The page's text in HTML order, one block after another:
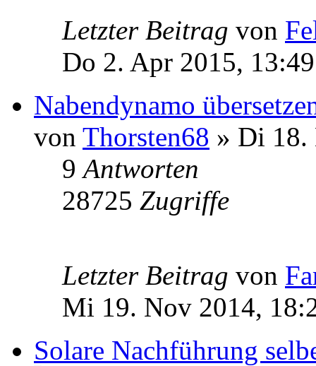
Letzter Beitrag von
Do 2. Apr 2015, 13:49
Nabendynamo
von Thorsten68 » Di 18.
9Antworten
28725 Zugriffe
Letzter Beitrag von
Mi 19. Nov 2014,
Solare Nachführung